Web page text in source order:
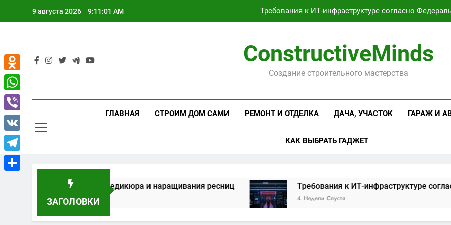
9 августа 2026 9:11:01 AM Требования к ИТ-инфраструктуре согласно
Проектирование и серийное производство светодиодных
Профессиональная косметика и оборудование для
Требования к ИТ-инфраструктуре согласно
Проектирование и серийное производство светодиодных
ConstructiveMinds
Создание строительного мастерства
ГЛАВНАЯ СТРОИМ ДОМ САМИ РЕМОНТ И ОТДЕЛКА ДАЧА, УЧАСТОК ГАРАЖ И
КАК ВЫБРАТЬ ГАДЖЕТ
ЗАГОЛОВКИ
для маникюра, педикюра и наращивания ресниц Требования к ИТ-инфраструктуре согласно
4 Недели Спустя
Odnoklassniki
WhatsApp
Viber
VK
Telegram